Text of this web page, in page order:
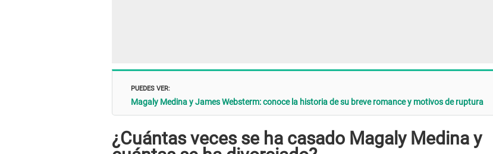
PUEDES VER:
Magaly Medina y James Websterm: conoce la historia de su breve romance y motivos de ruptura
¿Cuántas veces se ha casado Magaly Medina y